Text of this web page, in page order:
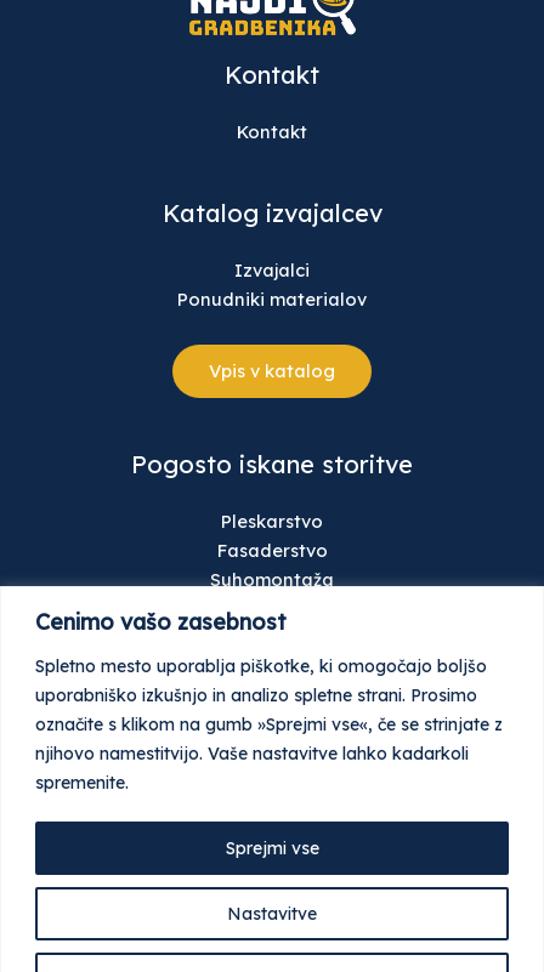
Cenimo vašo zasebnost
Spletno mesto uporablja piškotke, ki omogočajo boljšo
uporabniško izkušnjo in analizo spletne strani. Prosimo
označite s klikom na gumb »Sprejmi vse«, če se strinjate z
njihovo namestitvijo. Vaše nastavitve lahko kadarkoli
spremenite.
Nastavitve
Sprejmi vse
Kontakt
Kontakt
Katalog izvajalcev
Izvajalci
Ponudniki materialov
Vpis v katalog
Pogosto iskane storitve
Pleskarstvo
Fasaderstvo
Suhomontaža
Talne obloge
Gradbeništvo
Keramičarstvo
Stavbno pohištvo
Ometi
Tlaki
© Vse pravice pridržane 2026 Najdi Gradbenika
Pogoji poslovanja